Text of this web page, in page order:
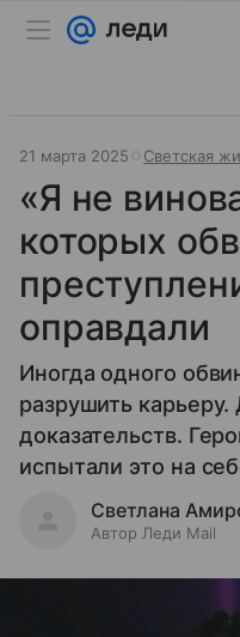
21 марта 2025 Светская
«Я не
которых
оправдали
Иногда одного
разрушить
доказательств.
испытали это на
Светлана
Автор Леди Mail